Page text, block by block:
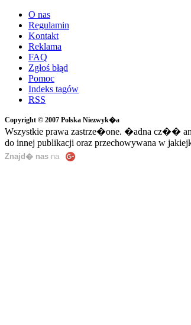
O nas
Regulamin
Kontakt
Reklama
FAQ
Zgłoś błąd
Pomoc
Indeks tagów
RSS
Copyright © 2007 Polska Niezwyk�a
Wszystkie prawa zastrze�one. �adna cz��
do innej publikacji oraz przechowywana w
Znajd� nas na